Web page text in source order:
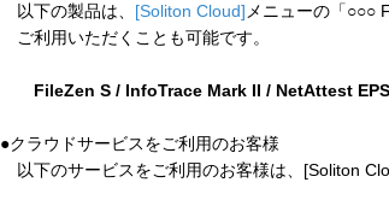
以下の製品は、 [Soliton Cloud] メニューの「○○○
ご利用いただくことも可能です。
FileZen S / InfoTrace Mark II / NetAttest
●クラウドサービスをご利用のお客様
以下のサービスをご利用のお客様は、[Soliton